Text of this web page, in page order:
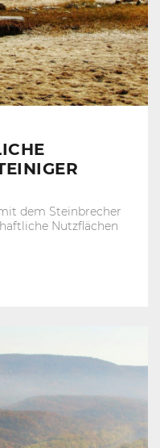
dem Steinbrecher
Nutzflächen